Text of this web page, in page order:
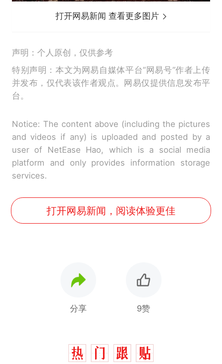
打开网易新闻 查看更多图片
声明：个人原创，仅供参考
特别声明：本文为网易自媒体平台“网易号”作者上传
并发布，仅代表该作者观点。网易仅提供信息发布平
台。
Notice: The content above (including the pictures
and videos if any) is uploaded and posted by a
user of NetEase Hao, which is a social media
platform and only provides information storage
services.
打开网易新闻，阅读体验更佳
分享 9赞